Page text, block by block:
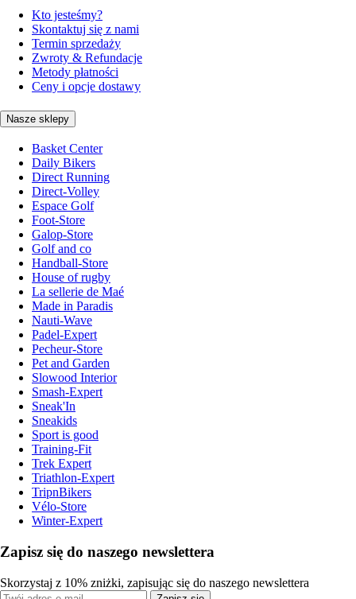
Kto jesteśmy?
Skontaktuj się z nami
Termin sprzedaży
Zwroty & Refundacje
Metody płatności
Ceny i opcje dostawy
Nasze sklepy
Basket Center
Daily Bikers
Direct Running
Direct-Volley
Espace Golf
Foot-Store
Galop-Store
Golf and co
Handball-Store
House of rugby
La sellerie de Maé
Made in Paradis
Nauti-Wave
Padel-Expert
Pecheur-Store
Pet and Garden
Slowood Interior
Smash-Expert
Sneak'In
Sneakids
Sport is good
Training-Fit
Trek Expert
Triathlon-Expert
TripnBikers
Vélo-Store
Winter-Expert
Zapisz się do naszego newslettera
Skorzystaj z 10% zniżki, zapisując się do naszego newslettera